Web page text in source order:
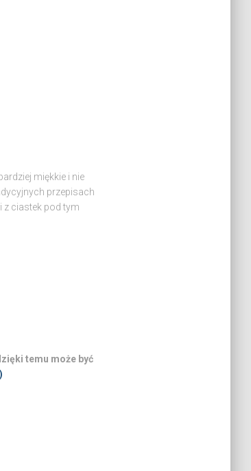
miękkie i nie
przepisach
z ciastek pod tym
temu może być